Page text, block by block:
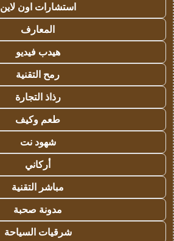
استشارات اون لاين
المعارف
هيدب فيديو
رمح التقنية
رذاذ التجارة
طعم وكيف
شهود نت
أركاني
مباشر التقنية
مدونة صحبة
شرقيات السياحة